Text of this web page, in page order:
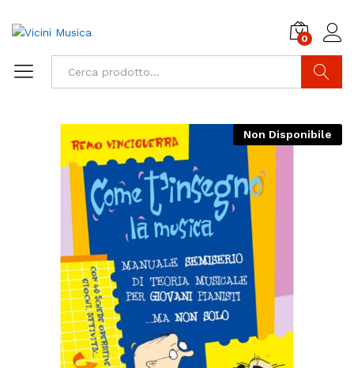
0
Non Disponibile